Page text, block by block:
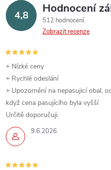
4,8 Hodnocení
512 hodnocení
Zobrazit recenze
9.6.2026
+ Nízké ceny
+ Rychlé odeslání
+ Upozornění na nepasujicí obal,
když cena pasujícího byla vyšší
Určitě doporučuji.